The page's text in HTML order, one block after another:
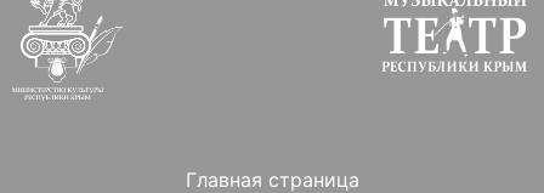
Главная страница